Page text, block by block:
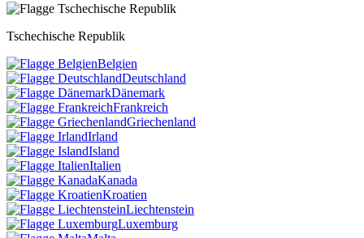
Tschechische Republik
Belgien
Deutschland
Dänemark
Frankreich
Griechenland
Irland
Island
Italien
Kanada
Kroatien
Liechtenstein
Luxemburg